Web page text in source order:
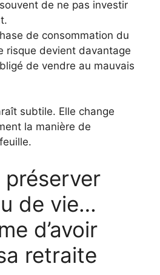
de ne pas investir
de consommation du
risque devient davantage
de vendre au mauvais
subtile. Elle change
la manière de
préserver
de vie…
d’avoir
retraite